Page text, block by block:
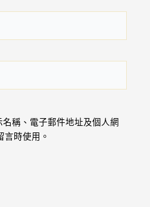
名稱、電子郵件地址及個人網
言時使用。